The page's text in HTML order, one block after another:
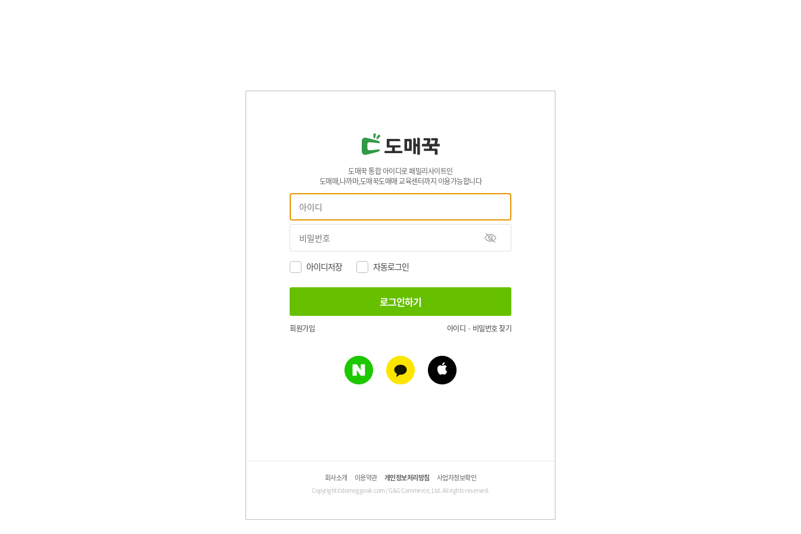
도매꾹 통합 아이디로 패밀리사이트인
도매매,나까마,도매꾹도매매 교육센터까지 이용가능합니다
아이디저장 자동로그인
회원가입 아이디 · 비밀번호 찾기
회사소개 이용약관 개인정보처리방침 사업자정보확인
Copyright©domeggook.com / G&G Commerce, Ltd. All rights reserved.